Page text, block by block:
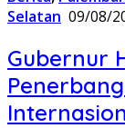
Selatan 09/08/
Gubernur